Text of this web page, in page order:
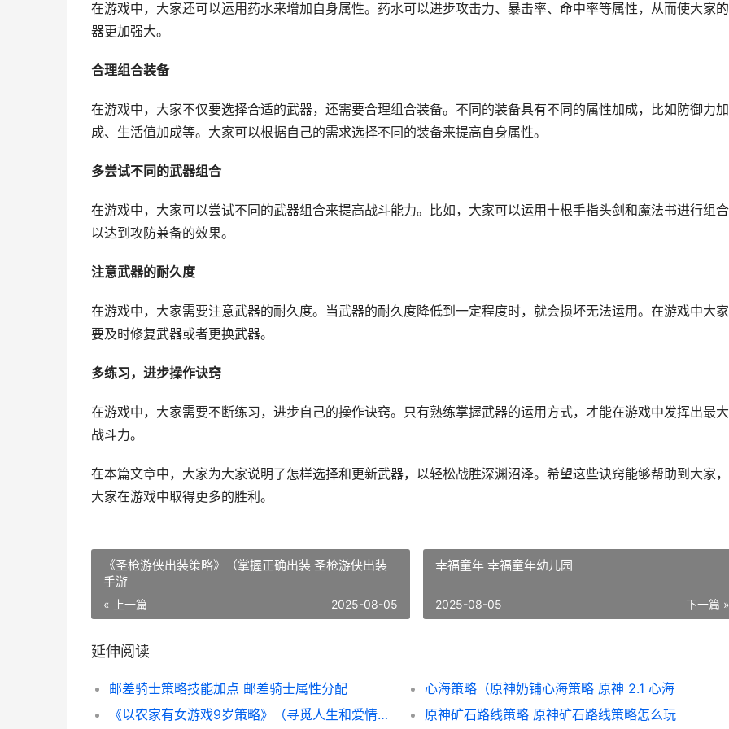
在游戏中，大家还可以运用药水来增加自身属性。药水可以进步攻击力、暴击率、命中率等属性，从而使大家
器更加强大。
合理组合装备
在游戏中，大家不仅要选择合适的武器，还需要合理组合装备。不同的装备具有不同的属性加成，比如防御力加
成、生活值加成等。大家可以根据自己的需求选择不同的装备来提高自身属性。
多尝试不同的武器组合
在游戏中，大家可以尝试不同的武器组合来提高战斗能力。比如，大家可以运用十根手指头剑和魔法书进行组合
以达到攻防兼备的效果。
注意武器的耐久度
在游戏中，大家需要注意武器的耐久度。当武器的耐久度降低到一定程度时，就会损坏无法运用。在游戏中大
要及时修复武器或者更换武器。
多练习，进步操作诀窍
在游戏中，大家需要不断练习，进步自己的操作诀窍。只有熟练掌握武器的运用方式，才能在游戏中发挥出最
战斗力。
在本篇文章中，大家为大家说明了怎样选择和更新武器，以轻松战胜深渊沼泽。希望这些诀窍能够帮助到大家
大家在游戏中取得更多的胜利。
《圣枪游侠出装策略》（掌握正确出装 圣枪游侠出装
手游
« 上一篇 2025-08-05
幸福童年 幸福童年幼儿园
下一篇 »
2025-08-05
延伸阅读
邮差骑士策略技能加点 邮差骑士属性分配
心海策略（原神奶铺心海策略 原神 2.1 心海
《以农家有女游戏9岁策略》（寻觅人生和爱情的奇妙冒险 农家有女来种田
原神矿石路线策略 原神矿石路线策略怎么玩